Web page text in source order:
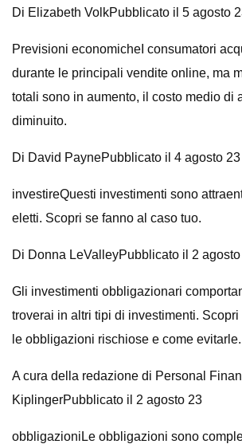
Di Elizabeth VolkPubblicato il 5 agosto
Previsioni economicheI consumatori
durante le principali vendite online, ma
totali sono in aumento, il costo medio di
diminuito.
Di David PaynePubblicato il 4 agosto 23
investireQuesti investimenti sono
eletti. Scopri se fanno al caso tuo.
Di Donna LeValleyPubblicato il 2
Gli investimenti obbligazionari
troverai in altri tipi di investimenti.
le obbligazioni rischiose e come evitarle.
A cura della redazione di Personal
KiplingerPubblicato il 2 agosto 23
obbligazioniLe obbligazioni sono